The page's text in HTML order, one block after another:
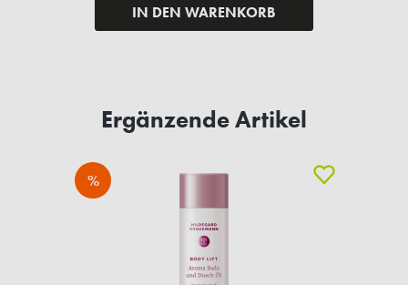
IN DEN WARENKORB
Ergänzende Artikel
%